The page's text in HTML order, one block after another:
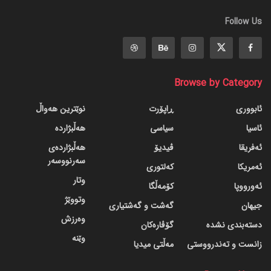
Follow Us
Browse by Category
ئابووری
ئاسیا
ئەفریقا
ئەمریکا
ئەورووپا
جیهان
دسته‌بندی نشده
زانست و تەندرووستی
ڕاپۆرت
سیاسی
ڤیدیۆ
کەلتوری
کۆمەڵگا
گه‌شت و گه‌شتیاری
گۆڤاره‌کان
مەڵتی میدیا
نوێترین هەواڵ
هەڵبژاردە
هەڵبژاردەی
سەرنووسەر
وتار
وتووێژ
وەرزش
وێنە